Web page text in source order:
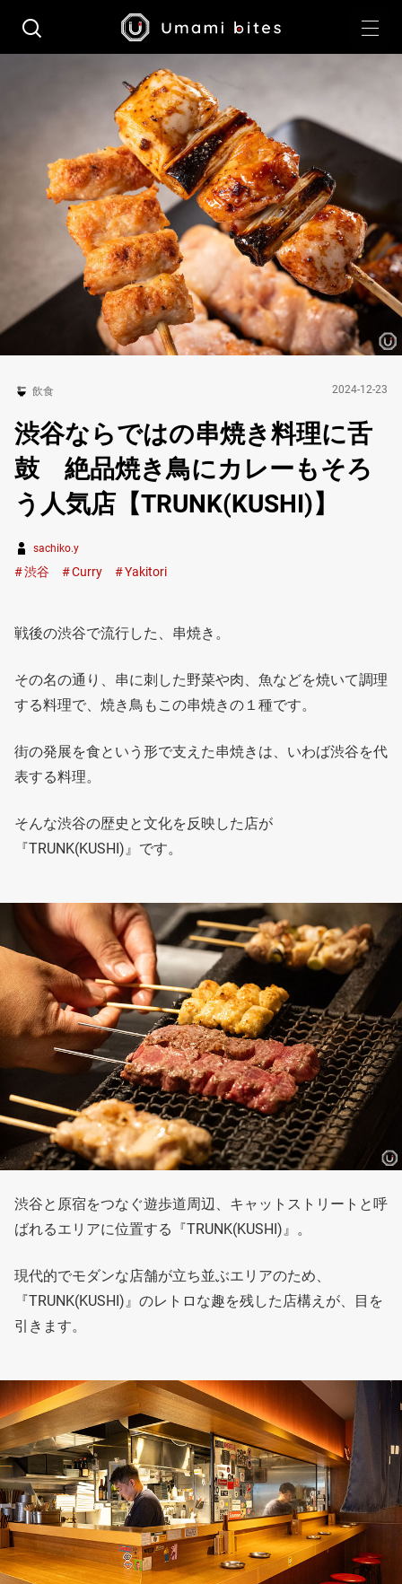
飲食 2024-12-23
渋谷ならではの串焼き料理に舌
鼓 絶品焼き鳥にカレーもそろ
う人気店【TRUNK(KUSHI)】
sachiko.y
渋谷 Curry Yakitori
戦後の渋谷で流行した、串焼き。
その名の通り、串に刺した野菜や肉、魚などを焼いて調理
する料理で、焼き鳥もこの串焼きの１種です。
街の発展を食という形で支えた串焼きは、いわば渋谷を代
表する料理。
そんな渋谷の歴史と文化を反映した店が
『TRUNK(KUSHI)』です。
渋谷と原宿をつなぐ遊歩道周辺、キャットストリートと呼
ばれるエリアに位置する『TRUNK(KUSHI)』。
現代的でモダンな店舗が立ち並ぶエリアのため、
『TRUNK(KUSHI)』のレトロな趣を残した店構えが、目を
引きます。